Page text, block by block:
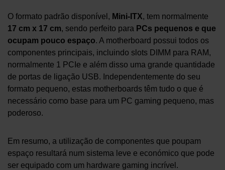
O formato padrão disponível, Mini-ITX, tem normalmente
17 cm x 17 cm, sendo perfeito para PCs pequenos e que
ocupam pouco espaço. A motherboard possui todos os
componentes principais, incluindo slots DIMM para RAM,
normalmente 1 PCIe e além disso uma grande quantidade
de portas de ligação USB. Independentemente do seu
formato pequeno, estas motherboards têm tudo o que é
necessário como base para um PC gaming pequeno, mas
poderoso.
Em resumo, a utilização de componentes que poupam
espaço resultará num sistema leve e económico que pode
ser equipado com um hardware gaming incrível.